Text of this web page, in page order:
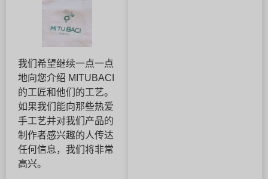
我们希望继续一点一点
地向您介绍 MITUBACI
的工匠和他们的工艺。
如果我们能向那些热爱
手工艺并对我们产品的
制作者感兴趣的人传达
任何信息，我们将非常
高兴。